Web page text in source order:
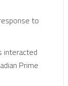
interacted
Prime